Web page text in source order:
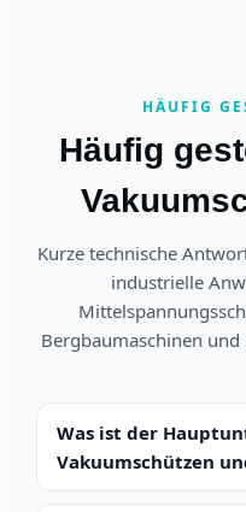
HÄUFIG
Häufig
Kurze technische
industrielle
Bergbaumaschinen
Was ist der
Vakuumschützen